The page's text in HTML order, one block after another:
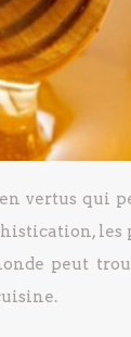
vertus qui
les
peut